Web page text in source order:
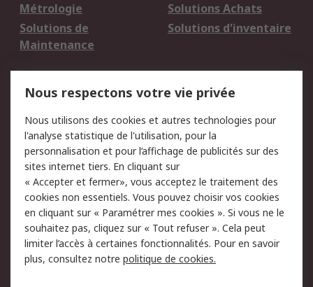
Métrologie
Solutions Achats
Solutions de
Maintenance
Solutions d'inventaire
du site
Politique de protection
des données - Mise à
jour
Sécurité des E-mails
Conditions générales
de vente
Politique anti-
corruption
Campagnes marketing
A propos de RS
Nous respectons votre vie privée
Nous utilisons des cookies et autres technologies pour
l'analyse statistique de l'utilisation, pour la
personnalisation et pour l’affichage de publicités sur des
sites internet tiers. En cliquant sur
« Accepter et fermer», vous acceptez le traitement des
cookies non essentiels. Vous pouvez choisir vos cookies
en cliquant sur « Paramétrer mes cookies ». Si vous ne le
souhaitez pas, cliquez sur « Tout refuser ». Cela peut
limiter l’accès à certaines fonctionnalités. Pour en savoir
plus, consultez notre politique de cookies.